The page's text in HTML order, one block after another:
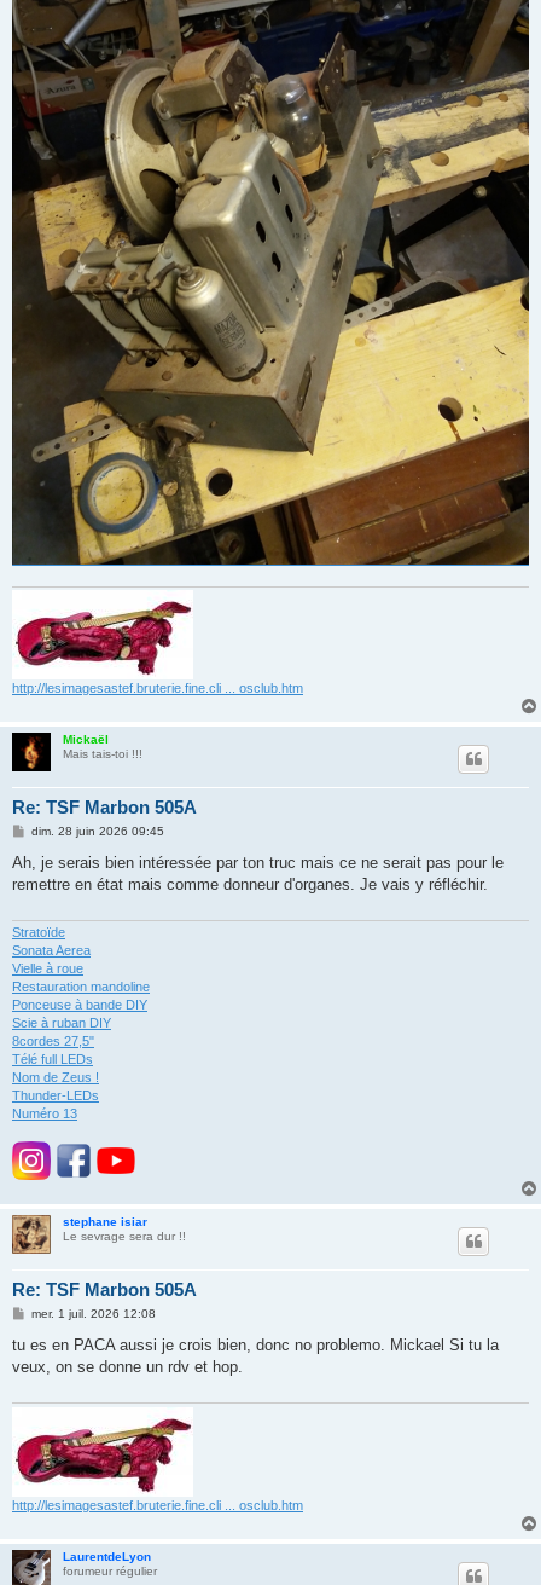
http://lesimagesastef.bruterie.fine.cli ... osclub.htm
Mickaël
Mais tais-toi !!!
Re: TSF Marbon 505A
M
s
a
dim. 28 juin 2026 09:45
Ah, je serais bien intéressée par ton truc mais ce ne serait pas pour le
remettre en état mais comme donneur d'organes. Je vais y réfléchir.
Stratoïde
Sonata Aerea
Vielle à roue
Restauration mandoline
Ponceuse à bande DIY
Scie à ruban DIY
8cordes 27,5"
Télé full LEDs
Nom de Zeus !
Thunder-LEDs
Numéro 13
stephane isiar
Le sevrage sera dur !!
Re: TSF Marbon 505A
M
s
a
mer. 1 juil. 2026 12:08
tu es en PACA aussi je crois bien, donc no problemo. Mickael Si tu la
veux, on se donne un rdv et hop.
http://lesimagesastef.bruterie.fine.cli ... osclub.htm
LaurentdeLyon
forumeur régulier